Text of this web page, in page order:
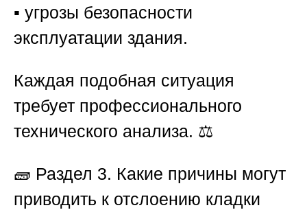
▪️ угрозы безопасности
эксплуатации здания.
Каждая подобная ситуация
требует профессионального
технического анализа. ⚖️
🧱 Раздел 3. Какие причины могут
приводить к отслоению кладки